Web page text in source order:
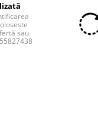
sau